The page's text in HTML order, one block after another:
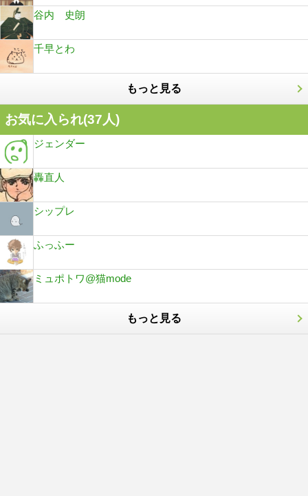
谷内 史朗
千早とわ
もっと見る
お気に入られ(37人)
ジェンダー
轟直人
シップレ
ふっふー
ミュポトワ@猫mode
もっと見る